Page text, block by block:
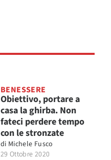
BENESSERE
Obiettivo, portare a
casa la ghirba. Non
fateci perdere tempo
con le stronzate
di Michele Fusco
29 Ottobre 2020